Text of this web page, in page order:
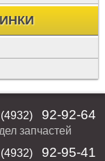
92-92-64
запчастей
92-95-41